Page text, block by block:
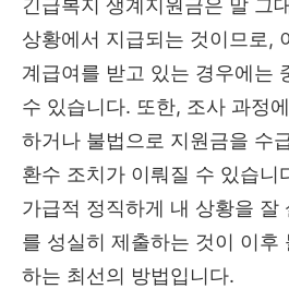
긴급복지 생계지원금은 말 그
상황에서 지급되는 것이므로,
계급여를 받고 있는 경우에는
수 있습니다. 또한, 조사 과정
하거나 불법으로 지원금을 수
환수 조치가 이뤄질 수 있습니
가급적 정직하게 내 상황을 잘
를 성실히 제출하는 것이 이후
하는 최선의 방법입니다.